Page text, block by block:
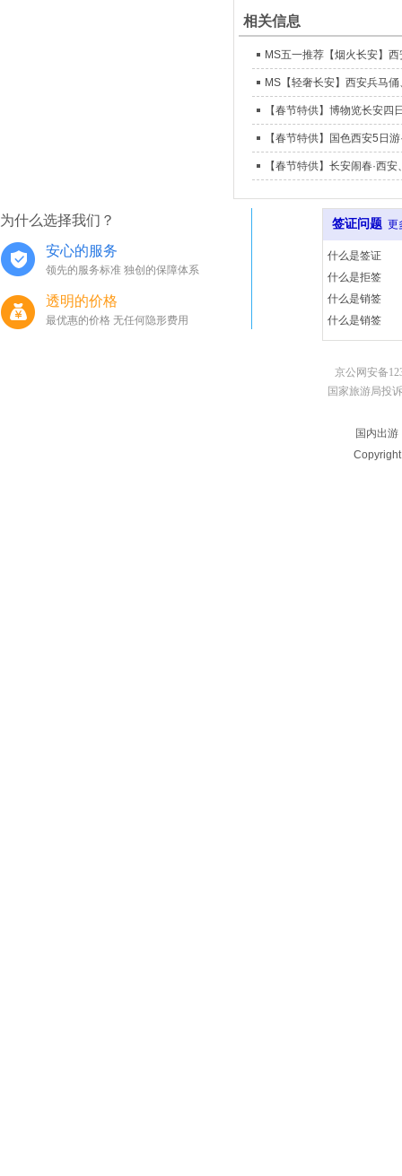
相关信息
MS【轻奢长安】西安兵马
【春节特供】博物览长安四
【春节特供】国色西安5日
签证问题 更
什么是签证
什么是拒签
什么是销签
什么是销签
为什么选择我们？
安心的服务
领先的服务标准 独创的保障体系
透明的价格
最优惠的价格 无任何隐形费用
京公网安备
国家旅游局投
国内出游